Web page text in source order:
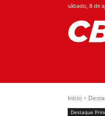
sábado, 8 de
Início
Destaque